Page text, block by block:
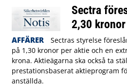
Sectra
2,30 kronor
AFFÄRER
Sectras styrelse
på 1,30 kronor per aktie och en
krona. Aktieägarna ska också ta
prestationsbaserat aktieprogram
anställda.